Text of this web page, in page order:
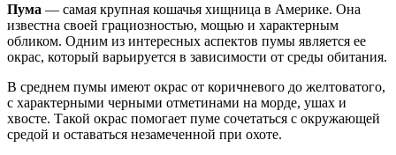
Пума — самая крупная кошачья хищница в Америке. Она
известна своей грациозностью, мощью и характерным
обликом. Одним из интересных аспектов пумы является ее
окрас, который варьируется в зависимости от среды обитания.
В среднем пумы имеют окрас от коричневого до желтоватого,
с характерными черными отметинами на морде, ушах и
хвосте. Такой окрас помогает пуме сочетаться с окружающей
средой и оставаться незамеченной при охоте.